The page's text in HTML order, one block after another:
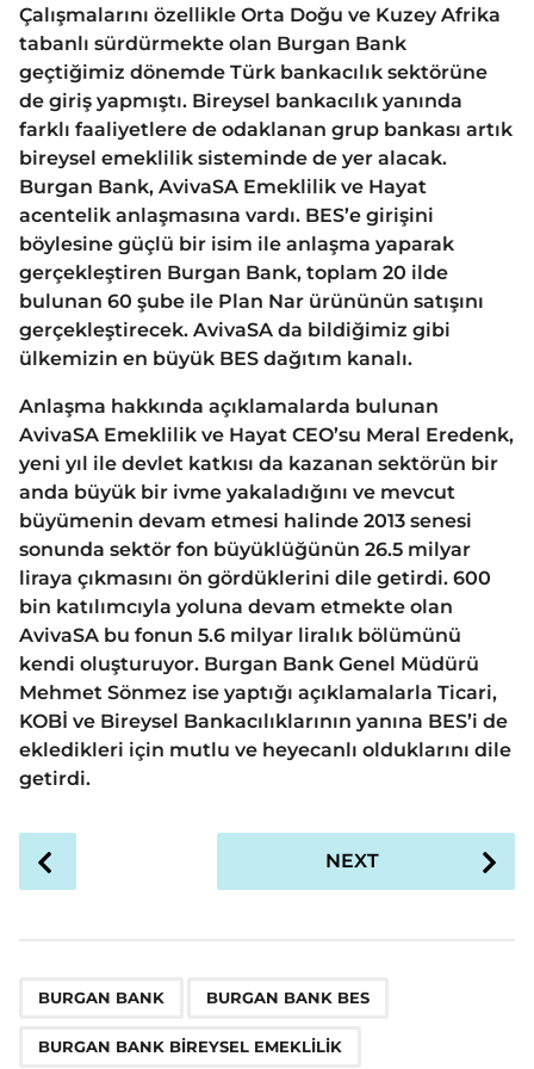
Çalışmalarını özellikle Orta Doğu ve Kuzey Afrika
tabanlı sürdürmekte olan Burgan Bank
geçtiğimiz dönemde Türk bankacılık sektörüne
de giriş yapmıştı. Bireysel bankacılık yanında
farklı faaliyetlere de odaklanan grup bankası artık
bireysel emeklilik sisteminde de yer alacak.
Burgan Bank, AvivaSA Emeklilik ve Hayat
acentelik anlaşmasına vardı. BES’e girişini
böylesine güçlü bir isim ile anlaşma yaparak
gerçekleştiren Burgan Bank, toplam 20 ilde
bulunan 60 şube ile Plan Nar ürününün satışını
gerçekleştirecek. AvivaSA da bildiğimiz gibi
ülkemizin en büyük BES dağıtım kanalı.
Anlaşma hakkında açıklamalarda bulunan
AvivaSA Emeklilik ve Hayat CEO’su Meral Eredenk,
yeni yıl ile devlet katkısı da kazanan sektörün bir
anda büyük bir ivme yakaladığını ve mevcut
büyümenin devam etmesi halinde 2013 senesi
sonunda sektör fon büyüklüğünün 26.5 milyar
liraya çıkmasını ön gördüklerini dile getirdi. 600
bin katılımcıyla yoluna devam etmekte olan
AvivaSA bu fonun 5.6 milyar liralık bölümünü
kendi oluşturuyor. Burgan Bank Genel Müdürü
Mehmet Sönmez ise yaptığı açıklamalarla Ticari,
KOBİ ve Bireysel Bankacılıklarının yanına BES’i de
ekledikleri için mutlu ve heyecanlı olduklarını dile
getirdi.
NEXT
BURGAN BANK BURGAN BANK BES
BURGAN BANK BIREYSEL EMEKLILIK